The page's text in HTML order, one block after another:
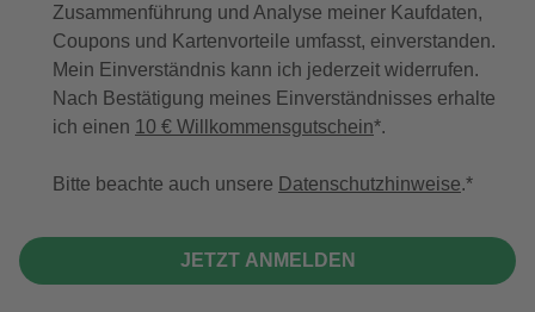
Zusammenführung und Analyse meiner Kaufdaten,
Coupons und Kartenvorteile umfasst, einverstanden.
Mein Einverständnis kann ich jederzeit widerrufen.
Nach Bestätigung meines Einverständnisses erhalte
ich einen 10 € Willkommensgutschein*.
Bitte beachte auch unsere Datenschutzhinweise.
JETZT ANMELDEN